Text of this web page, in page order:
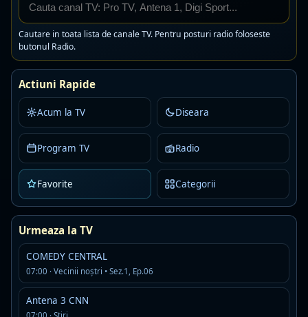
Cautare in toata lista de canale TV. Pentru posturi radio foloseste
butonul Radio.
Actiuni Rapide
Acum la TV Diseara
Program TV Radio
Favorite Categorii
Urmeaza la TV
COMEDY CENTRAL
07:00 · Vecinii noștri • Sez.1, Ep.06
Antena 3 CNN
Diamond League - Londra
Disponibil in istoricul recent al programului PPV 3
Bologna - Verona
Disponibil in istoricul recent al programului PPV 3
Sporting - Almeria
Disponibil in istoricul recent al programului PPV 3
Darmstadt - Paderborn
Disponibil in istoricul recent al programului PPV 3
Real Sociedad - Valencia
Disponibil in istoricul recent al programului PPV 3
Freiburg - Leipzig